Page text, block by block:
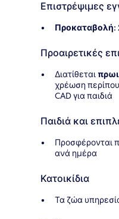
Επιστρέψιμες
Προκαταβολή:
Προαιρετικές
Διατίθεται
χρέωση περίπου
CAD για παιδιά
Παιδιά και
Προσφέρονται
ανά ημέρα
Κατοικίδια
Τα ζώα